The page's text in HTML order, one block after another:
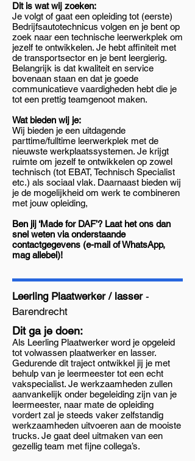
Dit is wat wij zoeken:
Je volgt of gaat een opleiding tot (eerste)
Bedrijfsautotechnicus volgen en je bent op
zoek naar een technische leerwerkplek om
jezelf te ontwikkelen. Je hebt affiniteit met
de transportsector en je bent leergierig.
Belangrijk is dat kwaliteit en service
bovenaan staan en dat je goede
communicatieve vaardigheden hebt die je
tot een prettig teamgenoot maken.
Wat bieden wij je:
Wij bieden je een uitdagende
parttime/fulltime leerwerkplek met de
nieuwste werkplaatssystemen. Je krijgt
ruimte om jezelf te ontwikkelen op zowel
technisch (tot EBAT, Technisch Specialist
etc.) als sociaal vlak. Daarnaast bieden wij
je de mogelijkheid om werk te combineren
met jouw opleiding,
Ben jij ‘Made for DAF’? Laat het ons dan
snel weten via onderstaande
contactgegevens (e-mail of WhatsApp,
mag allebei)!
Leerling Plaatwerker / lasser -
Barendrecht
Dit ga je doen:
Als Leerling Plaatwerker word je opgeleid
tot volwassen plaatwerker en lasser.
Gedurende dit traject ontwikkel jij je met
behulp van je leermeester tot een echt
vakspecialist. Je werkzaamheden zullen
aanvankelijk onder begeleiding zijn van je
leermeester, naar mate de opleiding
vordert zal je steeds vaker zelfstandig
werkzaamheden uitvoeren aan de mooiste
trucks. Je gaat deel uitmaken van een
gezellig team met fijne collega’s.